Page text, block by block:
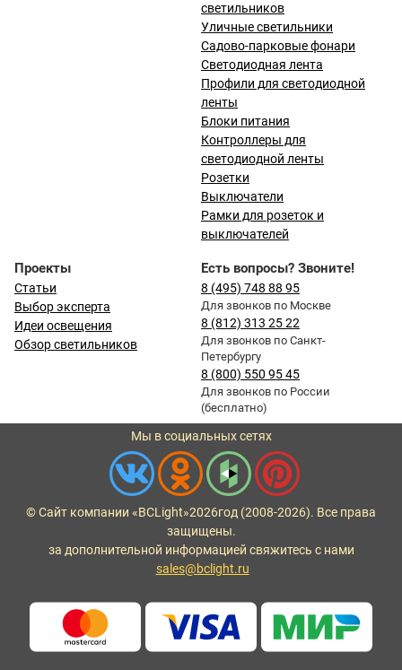
светильников
Уличные светильники
Садово-парковые фонари
Светодиодная лента
Профили для светодиодной
ленты
Блоки питания
Контроллеры для
светодиодной ленты
Розетки
Выключатели
Рамки для розеток и
выключателей
Проекты
Статьи
Выбор эксперта
Идеи освещения
Обзор светильников
Есть вопросы? Звоните!
8 (495) 748 88 95
Для звонков по Москве
8 (812) 313 25 22
Для звонков по Санкт-
Петербургу
8 (800) 550 95 45
Для звонков по России
(бесплатно)
Мы в социальных сетях
© Сайт компании «BCLight»2026год (2008-2026). Все права
защищены.
за дополнительной информацией свяжитесь с нами
sales@bclight.ru